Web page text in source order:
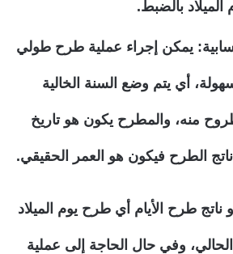
بالضبط.
يمكن إجراء عملية طرح طولي
أي يتم وضع السنة الخالية
منه، والمطرح يكون هو تاريخ
ناتج الطرح فيكون هو العمر الحقيقي.
ناتج طرح الأيام أي طرح يوم الميلاد
وفي حال الحاجة إلى عملية